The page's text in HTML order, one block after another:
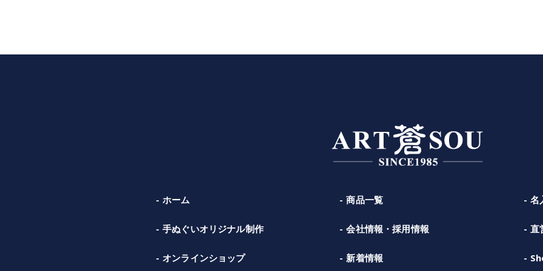
ホーム 商品一覧 名
手ぬぐいオリジナル制作 会社情報・採用情報 直
オンラインショップ 新着情報